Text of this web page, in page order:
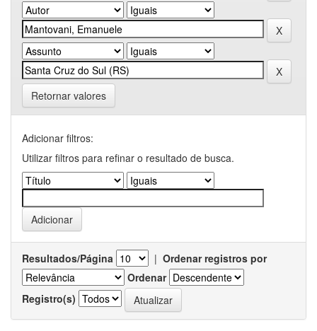
Retornar valores
Adicionar filtros:
Utilizar filtros para refinar o resultado de busca.
Resultados/Página | Ordenar registros por
Ordenar
Registro(s)